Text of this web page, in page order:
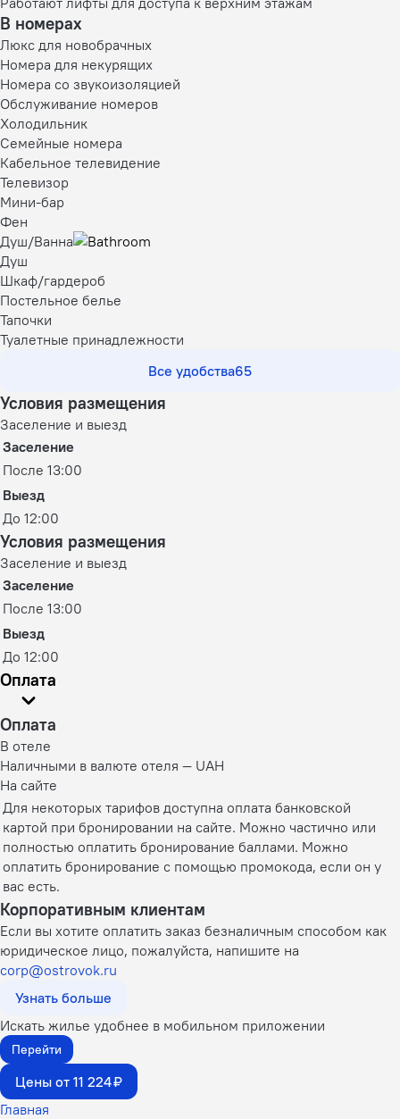
В номерах
Люкс для новобрачных
Номера для некурящих
Номера со звукоизоляцией
Обслуживание номеров
Холодильник
Семейные номера
Кабельное телевидение
Телевизор
Мини-бар
Фен
Душ/Ванна
Душ
Шкаф/гардероб
Постельное белье
Тапочки
Туалетные принадлежности
Все удобства65
Условия размещения
Заселение и выезд
Заселение
После 13:00
Выезд
До 12:00
Условия размещения
Заселение и выезд
Заселение
После 13:00
Выезд
До 12:00
Оплата
Оплата
В отеле
Наличными в валюте отеля — UAH
На сайте
Для некоторых тарифов доступна оплата банковской
картой при бронировании на сайте. Можно частично или
полностью оплатить бронирование баллами. Можно
оплатить бронирование с помощью промокода, если он у
вас есть.
Корпоративным клиентам
Если вы хотите оплатить заказ безналичным способом как
юридическое лицо, пожалуйста, напишите на
corp@ostrovok.ru
Узнать больше
Искать жилье удобнее в мобильном приложении
Перейти
Цены от 11 224 ₽
Главная